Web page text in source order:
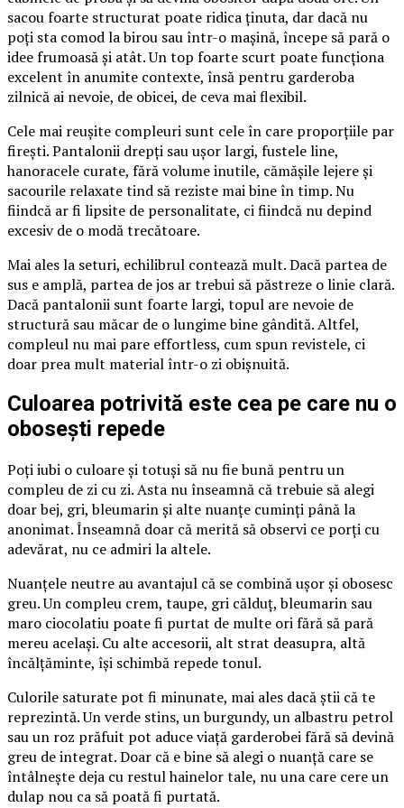
sacou foarte structurat poate ridica ținuta, dar dacă nu
poți sta comod la birou sau într-o mașină, începe să pară o
idee frumoasă și atât. Un top foarte scurt poate funcționa
excelent în anumite contexte, însă pentru garderoba
zilnică ai nevoie, de obicei, de ceva mai flexibil.
Cele mai reușite compleuri sunt cele în care proporțiile par
firești. Pantalonii drepți sau ușor largi, fustele line,
hanoracele curate, fără volume inutile, cămășile lejere și
sacourile relaxate tind să reziste mai bine în timp. Nu
fiindcă ar fi lipsite de personalitate, ci fiindcă nu depind
excesiv de o modă trecătoare.
Mai ales la seturi, echilibrul contează mult. Dacă partea de
sus e amplă, partea de jos ar trebui să păstreze o linie clară.
Dacă pantalonii sunt foarte largi, topul are nevoie de
structură sau măcar de o lungime bine gândită. Altfel,
compleul nu mai pare effortless, cum spun revistele, ci
doar prea mult material într-o zi obișnuită.
Culoarea potrivită este cea pe care nu o
obosești repede
Poți iubi o culoare și totuși să nu fie bună pentru un
compleu de zi cu zi. Asta nu înseamnă că trebuie să alegi
doar bej, gri, bleumarin și alte nuanțe cuminți până la
anonimat. Înseamnă doar că merită să observi ce porți cu
adevărat, nu ce admiri la altele.
Nuanțele neutre au avantajul că se combină ușor și obosesc
greu. Un compleu crem, taupe, gri călduț, bleumarin sau
maro ciocolatiu poate fi purtat de multe ori fără să pară
mereu același. Cu alte accesorii, alt strat deasupra, altă
încălțăminte, își schimbă repede tonul.
Culorile saturate pot fi minunate, mai ales dacă știi că te
reprezintă. Un verde stins, un burgundy, un albastru petrol
sau un roz prăfuit pot aduce viață garderobei fără să devină
greu de integrat. Doar că e bine să alegi o nuanță care se
întâlnește deja cu restul hainelor tale, nu una care cere un
dulap nou ca să poată fi purtată.